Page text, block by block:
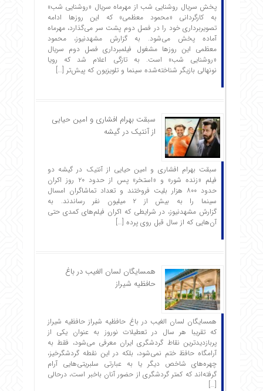
پخش سریال روشنایی شب از مهرماه سریال «روشنایی شب»
به کارگردانی «محمود معظمی» که این روزها ادامه
تصویربرداری خود را در فصل دوم پشت سر می‌گذارد، مهرماه
آماده پخش می‌شود. به گزارش مشهدنیوز، محمود
معظمی این روزها مشغول فیلمبرداری فصل دوم سریال
«روشنایی شب» است. به تازگی اعلام شد که رویا
نونهالی بازیگر شناخته‌شده سینما و تلویزیون که پیش‌تر […]
سبقت بهرام افشاری و امین حیایی
از آنتیک در گیشه
سبقت بهرام افشاری و امین حیایی از آنتیک در گیشه دو
فیلم «زنده شور» و «استخر» پس از حدود ۲۰ روز اکران
حدود ۸۰۰ هزار بلیت فروختند و تعداد تماشاگران امسال
سینما را به بیش از ۲ میلیون نفر رساندند. به
گزارش مشهدنیوز، در شرایطی که اکران فیلم‌های کمدی حتی
آن‌هایی که از سال قبل روی پرده […]
همسایگان لسان الغیب در باغ
حافظیه شیراز
همسایگان لسان الغیب در باغ حافظیه شیراز حافظیه‌ شیراز
که تقریبا هر سال در تعطیلات نوروز به عنوان یکی از
پربازدیدترین نقاط گردشگری ایران معرفی می‌شود، فقط به
آرامگاه حافظ ختم نمی‌شود، بلکه در این نقطه گردشگرخیز،
چهره‌های شاخص دیگر یا به عبارتی سلبریتی‌هایی آرام
گرفته‌اند که کمتر گردشگری از حضور آنان باخبر است، درحالی
[…]